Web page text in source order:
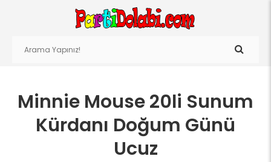
Minnie Mouse 20li Sunum
Kürdanı Doğum Günü
Ucuz